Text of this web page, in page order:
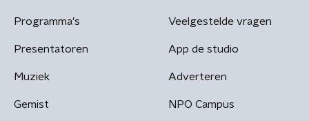
Programma's
Presentatoren
Muziek
Gemist
Veelgestelde vragen
App de studio
Adverteren
NPO Campus